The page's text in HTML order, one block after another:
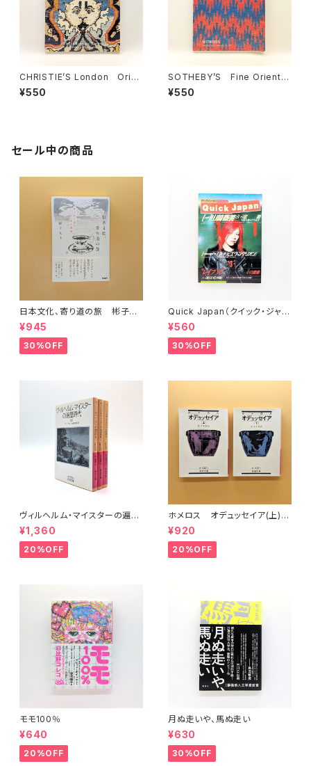
CHRISTIE’S London Orien
tal Rugs and Carpets TH
URSDAY 17 OCTOBER 200
¥550
SOTHEBY’S Fine Oriental
and European Carpets N
ew York Friday December
¥550
セール中の商品
日本文化、寄り道の旅 彬子女
王殿下特別講義
¥945
30%OFF
Quick Japan（クイック・ジャパ
ン）Vol.11
¥560
30%OFF
ヴィルヘルム・マイスターの遍歴
時代 (上)(中)(下)（岩波文庫）
¥1,360
20%OFF
ホメロス オデュッセイア(上)
(下) （岩波文庫）
¥920
20%OFF
モモ100％
¥640
20%OFF
月ぬ走いや、馬ぬ走い
¥630
30%OFF